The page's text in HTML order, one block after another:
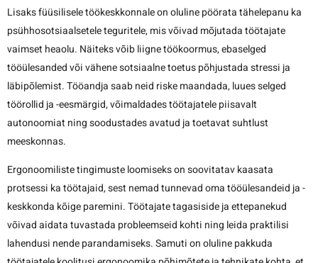
Lisaks füüsilisele töökeskkonnale on oluline pöörata tähelepanu ka
psühhosotsiaalsetele teguritele, mis võivad mõjutada töötajate
vaimset heaolu. Näiteks võib liigne töökoormus, ebaselged
tööülesanded või vähene sotsiaalne toetus põhjustada stressi ja
läbipõlemist. Tööandja saab neid riske maandada, luues selged
töörollid ja -eesmärgid, võimaldades töötajatele piisavalt
autonoomiat ning soodustades avatud ja toetavat suhtlust
meeskonnas.
Ergonoomiliste tingimuste loomiseks on soovitatav kaasata
protsessi ka töötajaid, sest nemad tunnevad oma tööülesandeid ja -
keskkonda kõige paremini. Töötajate tagasiside ja ettepanekud
võivad aidata tuvastada probleemseid kohti ning leida praktilisi
lahendusi nende parandamiseks. Samuti on oluline pakkuda